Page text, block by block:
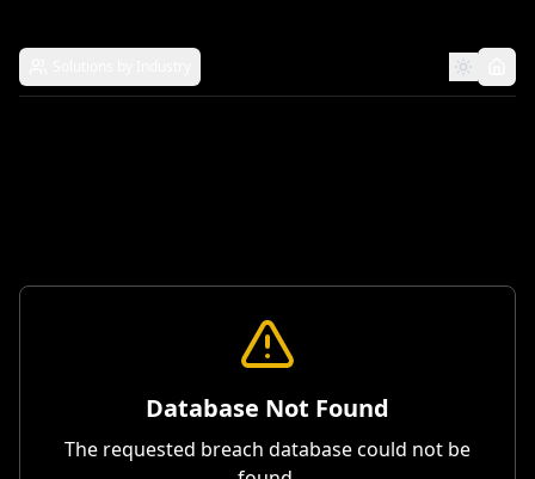
Database Not Found
The requested breach database could not be